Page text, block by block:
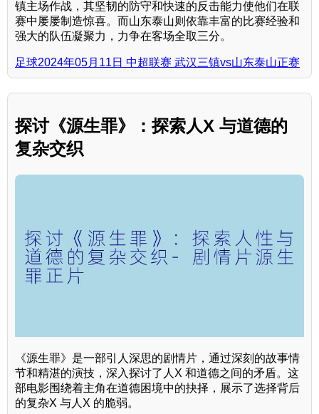
镇主场作战，其坚韧的防守和快速的反击能力使他们在联
赛中屡屡制造惊喜。而山东泰山则依靠丰富的比赛经验和
强大的队伍凝聚力，力争在客场全取三分。
足球2024年05月11日 中超联赛 武汉三镇vs山东泰山正赛
探讨《源生罪》：探索人X 与道德的
复杂交织
《源生罪》是一部引人深思的剧情片，通过深刻的故事情
节和精湛的演技，深入探讨了人X 和道德之间的矛盾。这
部电影围绕着主角在道德困境中的抉择，展示了选择背后
的复杂X 与人X 的脆弱。